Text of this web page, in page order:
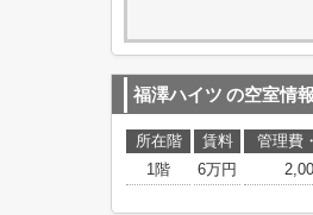
福澤ハイツ の空室情報
所在階 賃料 管理費
1階
6万円